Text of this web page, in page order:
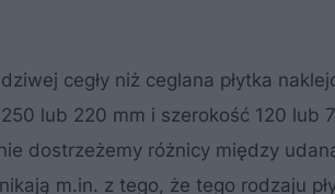
cegły niż ceglana płytka
lub 220 mm i szerokość 120
dostrzeżemy różnicy między
m.in. z tego, że tego rodzaju